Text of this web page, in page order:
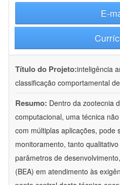
E-
Título do Projeto:inteligência
classificação comportamental
Resumo: Dentro da zootecnia
computacional, uma técnica
com múltiplas aplicações, pode
monitoramento, tanto
parâmetros de
(BEA) em atendimento às